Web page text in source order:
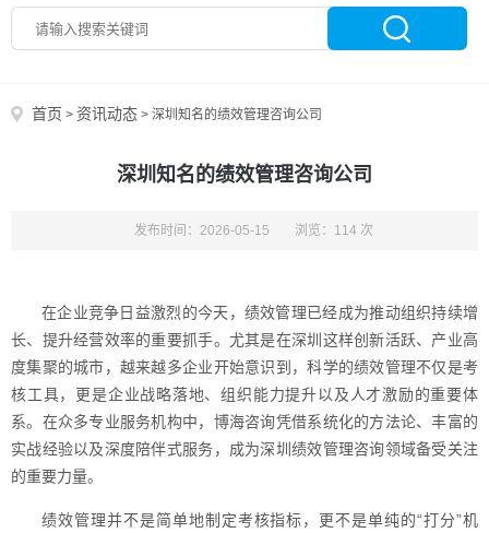
首页 > 资讯动态 > 深圳知名的绩效管理咨询公司
深圳知名的绩效管理咨询公司
发布时间：2026-05-15 浏览：114 次
在企业竞争日益激烈的今天，绩效管理已经成为推动组织持续增
长、提升经营效率的重要抓手。尤其是在深圳这样创新活跃、产业高
度集聚的城市，越来越多企业开始意识到，科学的绩效管理不仅是考
核工具，更是企业战略落地、组织能力提升以及人才激励的重要体
系。在众多专业服务机构中，博海咨询凭借系统化的方法论、丰富的
实战经验以及深度陪伴式服务，成为深圳绩效管理咨询领域备受关注
的重要力量。
绩效管理并不是简单地制定考核指标，更不是单纯的“打分”机